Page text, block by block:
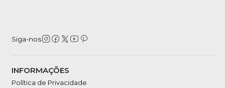
Siga-nos
INFORMAÇÕES
Política de Privacidade